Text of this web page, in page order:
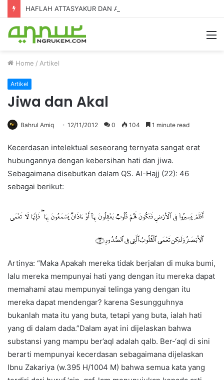
Home / Artikel
Artikel
Jiwa dan Akal
Bahrul Amiq 12/11/2012 0 104 1 minute read
Kecerdasan intelektual seseorang ternyata sangat erat
hubungannya dengan kebersihan hati dan jiwa.
Sebagaimana disebutkan dalam QS. Al-Hajj (22): 46
sebagai berikut:
Artinya: “Maka Apakah mereka tidak berjalan di muka bumi,
lalu mereka mempunyai hati yang dengan itu mereka dapat
memahami atau mempunyai telinga yang dengan itu
mereka dapat mendengar? karena Sesungguhnya
bukanlah mata itu yang buta, tetapi yang buta, ialah hati
yang di dalam dada.”Dalam ayat ini dijelaskan bahwa
substansi yang mampu ber’aql adalah qalb. Ber-‘aql di sini
berarti mempunyai kecerdasan sebagaimana dijelaskan
Ibnu Zakariya (w.395 H/1004 M) bahwa semua kata yang